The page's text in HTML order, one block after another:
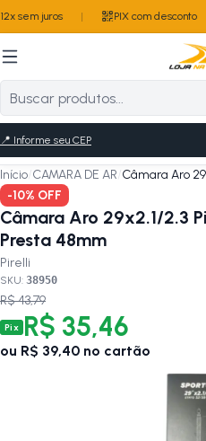
sem juros PIX com desconto
📍 Informe seu CEP
Início/CAMARA DE AR/Câmara Aro
-10% OFF
Câmara Aro 29x2.1/2.3
Presta 48mm
Pirelli
SKU: 38950
R$ 43,79
Pix R$ 35,46
ou R$ 39,40 no cartão